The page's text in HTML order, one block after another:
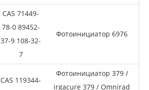
CAS 71449-
78-0 89452-
37-9 108-32-
7
Фотоинициатор 6976
CAS 119344-
Фотоинициатор 379 /
irgacure 379 / Omnirad